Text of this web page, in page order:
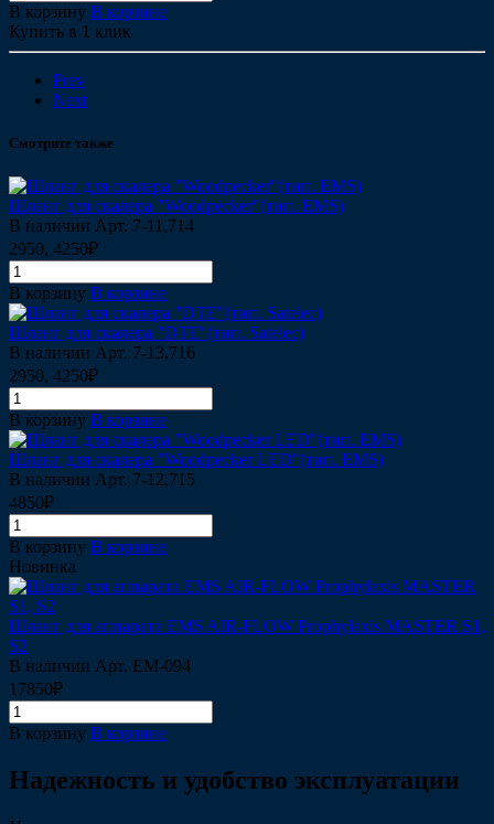
В корзину В корзине
Купить в 1 клик
Prev
Next
Смотрите также
Шланг для скалера "Woodpecker"(тип. EMS)
В наличии Арт. 7-11,714
2950, 4250₽
В корзину В корзине
Шланг для скалера "DTE"(тип. Satelec)
В наличии Арт. 7-13,716
2950, 4250₽
В корзину В корзине
Шланг для скалера "Woodpecker LED"(тип. EMS)
В наличии Арт. 7-12,715
4850₽
В корзину В корзине
Новинка
Шланг для аппарата EMS AIR-FLOW Prophylaxis MASTER S1,
S2
В наличии Арт. EM-094
17850₽
В корзину В корзине
Надежность и удобство эксплуатации